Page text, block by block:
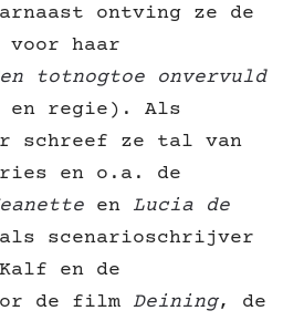
ontving ze de
haar
totnogtoe onvervuld
en regie). Als
schreef ze tal van
en o.a. de
en Lucia de
scenarioschrijver
en de
de film Deining, de